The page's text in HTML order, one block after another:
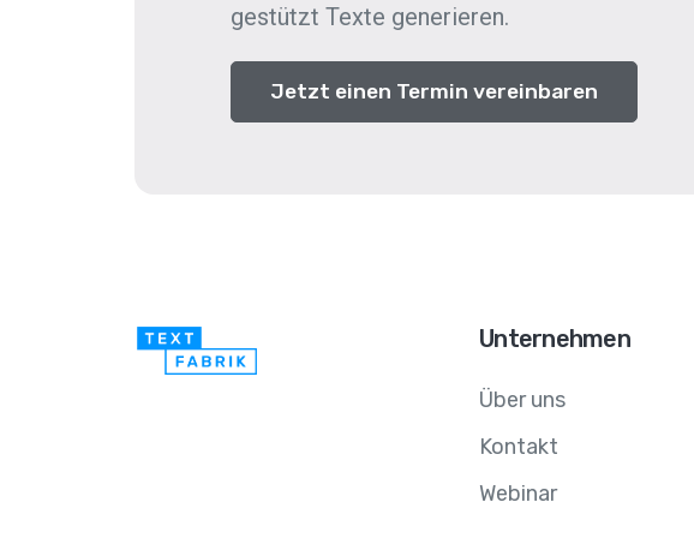
gestützt Texte generieren.
Jetzt einen Termin vereinbaren
Unternehmen
Über uns
Kontakt
Webinar